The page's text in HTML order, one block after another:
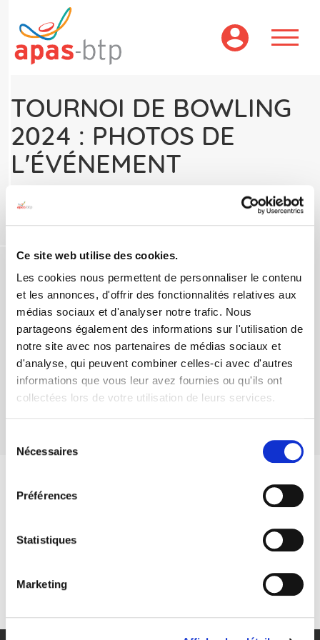
Ce site web utilise des cookies.
Les cookies nous permettent de personnaliser le contenu
et les annonces, d'offrir des fonctionnalités relatives aux
médias sociaux et d'analyser notre trafic. Nous
partageons également des informations sur l'utilisation de
notre site avec nos partenaires de médias sociaux et
d'analyse, qui peuvent combiner celles-ci avec d'autres
informations que vous leur avez fournies ou qu'ils ont
collectées lors de votre utilisation de leurs services.
Nécessaires
Préférences
Statistiques
Marketing
contenu
principal
TOURNOI DE BOWLING
2024 : PHOTOS DE
L'ÉVÉNEMENT
Retrouvez toutes les photosdu tournoi de
Bowling sur :
NOTRE PAGE FLICKR
Restons connectés